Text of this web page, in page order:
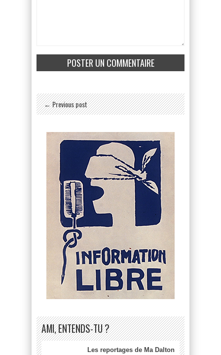
← Previous post
AMI, ENTENDS-TU ?
Les reportages de Ma Dalton